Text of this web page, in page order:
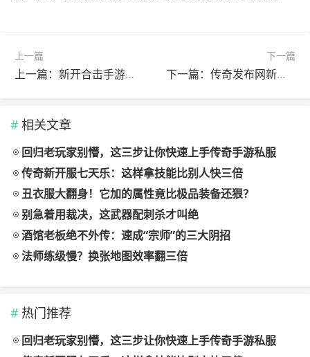
上一篇
上一篇：新开合击手游世界BOSS仇恨转移教学：3步掌握拉怪核心技巧
下一篇
下一篇：传奇发布网新开手游攻沙补给品携带方案：高阶玩家实战数据实测
相关文章
回归老玩家别懵，这三步让你快速上手传奇手游私服
传奇新开服七天乐：这样拿技能比别人快三倍
丑衣服大翻身！它加的属性竟比极品装备还狠？
别急着用裁决，这武器配刺杀才叫绝
酒馆老板绝不外传：速成“宗师”的三大阴招
法师练级慢？换张地图效率翻三倍
热门推荐
回归老玩家别懵，这三步让你快速上手传奇手游私服